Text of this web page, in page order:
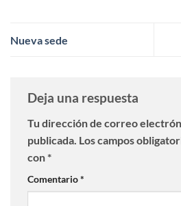
Nueva sede
Deja una respuesta
Tu dirección de correo
publicada. Los campos
con*
Comentario*